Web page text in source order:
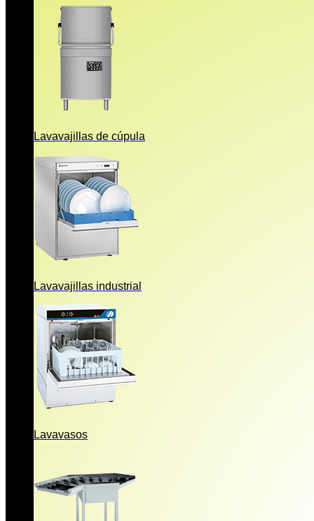
Lavavajillas de cúpula
Lavavajillas industrial
Lavavasos